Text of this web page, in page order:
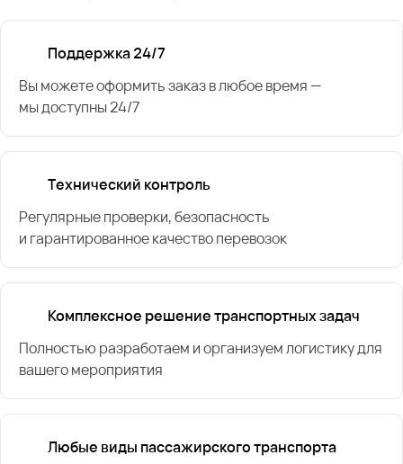
Поддержка 24/7
Вы можете оформить заказ в любое время —
мы доступны 24/7
Технический контроль
Регулярные проверки, безопасность
и гарантированное качество перевозок
Комплексное решение транспортных задач
Полностью разработаем и организуем логистику для
вашего мероприятия
Любые виды пассажирского транспорта